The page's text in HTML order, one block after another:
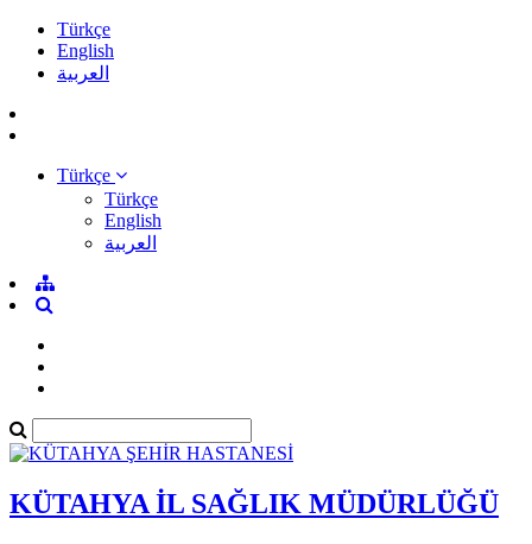
Türkçe
English
العربية
Türkçe
Türkçe
English
العربية
KÜTAHYA İL SAĞLIK MÜDÜRLÜĞÜ